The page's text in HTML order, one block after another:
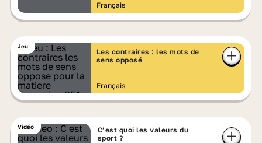
Vidéo
C’est quoi les valeurs du
sport ?
Français
Jeu
Les contraires : les mots de
sens opposé
Français